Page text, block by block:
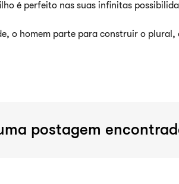
é perfeito nas suas infinitas
o homem parte para construir o
postagem